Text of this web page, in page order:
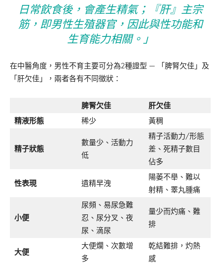
日常飲食後，會產生精氣；『肝』主宗
筋，即男性生殖器官，因此與性功能和
生育能力相關。」
在中醫角度，男性不育主要可分為2種證型 — 「脾腎欠佳」及
「肝欠佳」，兩者各有不同徵狀：
脾腎欠佳
肝欠佳
精液形態
稀少 黃稠
精子狀態
數量少、活動力
低
精子活動力/形態
差、死精子數目
佔多
性表現 遺精早洩
陽萎不舉、難以
射精、睪丸腫痛
小便
尿頻、易尿急難
忍、尿分叉、夜
尿、滴尿
量少而灼痛、難
排
大便
大便爛、次數增
多
乾結難排，灼熱
感